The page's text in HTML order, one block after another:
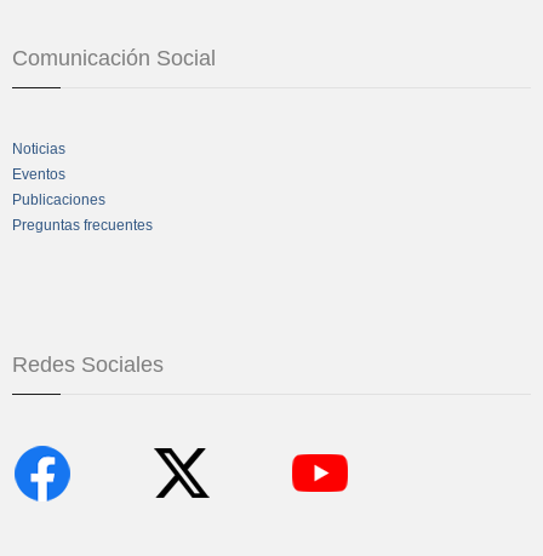
Comunicación Social
Noticias
Eventos
Publicaciones
Preguntas frecuentes
Redes Sociales